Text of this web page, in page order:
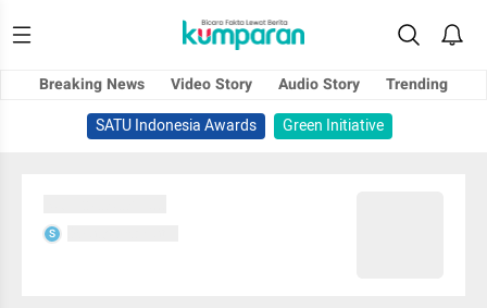
Breaking News Video Story Audio Story
Trending
SATU Indonesia Awards
Green Initiative
S